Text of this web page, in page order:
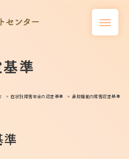
準
症状別障害年金の認定基準 鼻腔機能の障害認定基準